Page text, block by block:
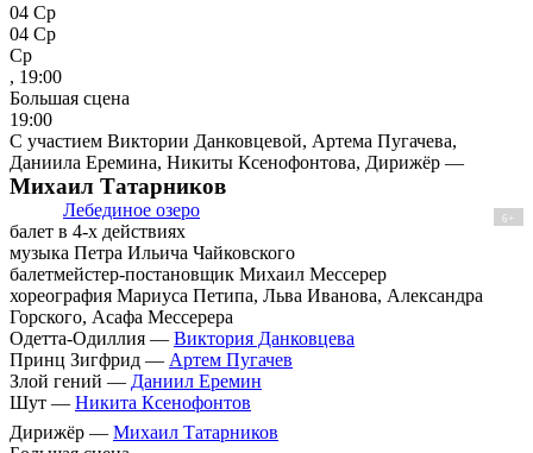
04 Ср
04 Ср
Ср
, 19:00
Большая сцена
19:00
С участием Виктории Данковцевой, Артема Пугачева,
Даниила Еремина, Никиты Ксенофонтова, Дирижёр —
Михаил Татарников
Лебединое озеро 6+
балет в 4-х действиях
музыка Петра Ильича Чайковского
балетмейстер-постановщик Михаил Мессерер
хореография Мариуса Петипа, Льва Иванова, Александра
Горского, Асафа Мессерера
Одетта-Одиллия — Виктория Данковцева
Принц Зигфрид — Артем Пугачев
Злой гений — Даниил Еремин
Шут — Никита Ксенофонтов
Дирижёр — Михаил Татарников